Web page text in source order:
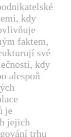
kdy
faktem,
své
kdy
alespoň
je
jejich
trhu